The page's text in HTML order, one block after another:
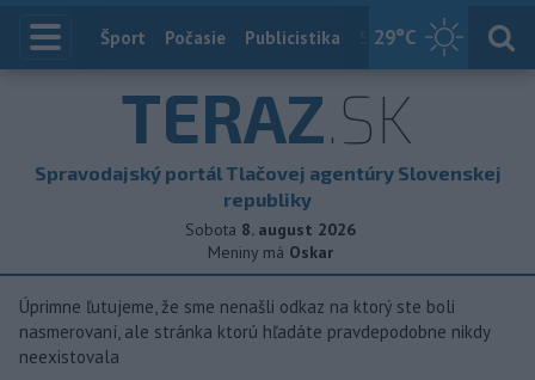
29°C
Index
Šport Počasie Publicistika Slovensko
TERAZ.SK
Spravodajský portál Tlačovej agentúry Slovenskej
republiky
Sobota 8. august 2026
Meniny má Oskar
Úprimne ľutujeme, že sme nenašli odkaz na ktorý ste boli
nasmerovaní, ale stránka ktorú hľadáte pravdepodobne nikdy
neexistovala